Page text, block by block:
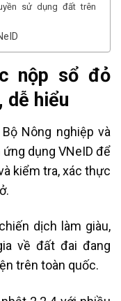
sử dụng đất trên
nộp sổ đỏ
dễ hiểu
Nông nghiệp và
dụng VNeID để
kiểm tra, xác thực
dịch làm giàu,
về đất đai đang
trên toàn quốc.